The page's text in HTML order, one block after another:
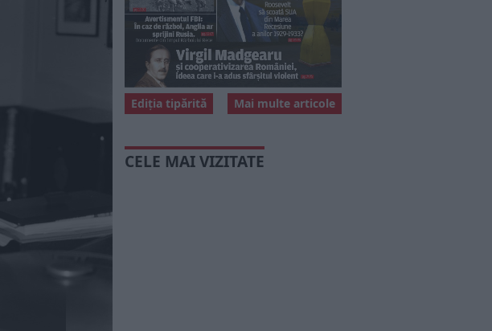
Mai multe articole
Ediția tipărită
CELE MAI VIZITATE